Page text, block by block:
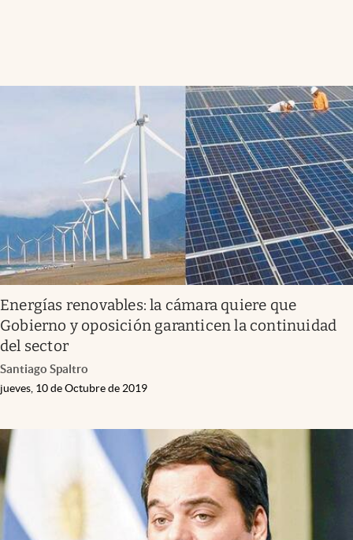
Energías renovables: la cámara quiere que
Gobierno y oposición garanticen la continuidad
del sector
Santiago Spaltro
jueves, 10 de Octubre de 2019